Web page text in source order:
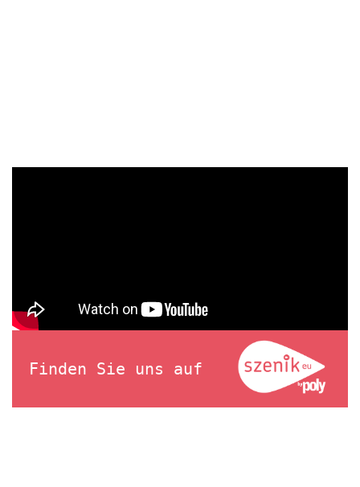
Finden Sie uns auf